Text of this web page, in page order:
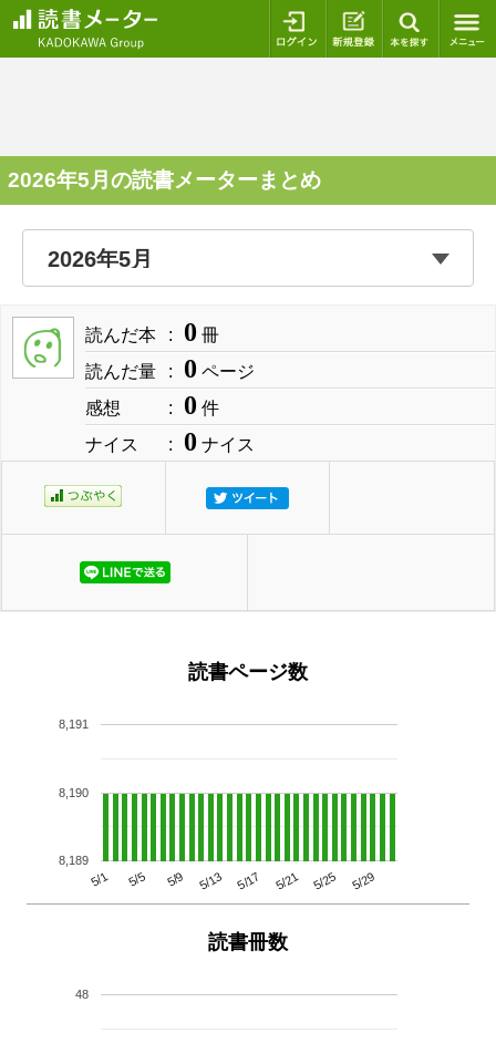
ログイン 新規登録
2026年5月の読書メーターまとめ
読んだ本 0 冊
読んだ量
0 ページ
感想
0 件
ナイス
0 ナイス
読書ページ数
5/1 5/5 5/9 5/13 5/17 5/21 5/25 5/29
8,189
8,190
8,191
読書冊数
48